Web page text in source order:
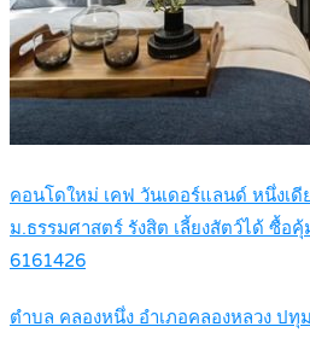
คอนโดใหม่ เคฟ วันเดอร์แลนด์ หนึ่งเดี
ม.ธรรมศาสตร์ รังสิต เลี้ยงสัตว์ได้ ซื้อคุ้
6161426
ตำบล คลองหนึ่ง อำเภอคลองหลวง ปทุ